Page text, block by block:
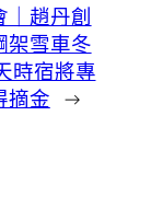
｜趙丹創
架雪車冬
時宿將專
摘金 →